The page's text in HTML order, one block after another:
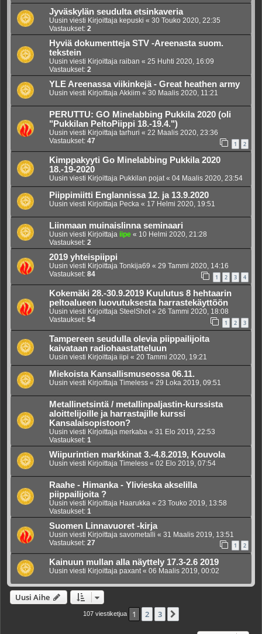
Jyväskylän seudulta etsinkaveria
Uusin viesti Kirjoittaja kepuski « 30 Touko 2020, 22:35
Vastaukset: 2
Hyviä dokumentteja STV -Areenasta suom.
tekstein
Uusin viesti Kirjoittaja raiban « 25 Huhti 2020, 16:09
Vastaukset: 2
YLE Areenassa viikinkejä - Great heathen army
Uusin viesti Kirjoittaja Akkiim « 30 Maalis 2020, 11:21
PERUTTU: GO Minelabbing Pukkila 2020 (oli
"Pukkilan PeltoPiippi 18.-19.4.")
Uusin viesti Kirjoittaja tarhuri « 22 Maalis 2020, 23:36
Vastaukset: 47 1 2
Kimppakyyti Go Minelabbing Pukkila 2020
18.-19-2020
Uusin viesti Kirjoittaja Pukkilan pojat« 04 Maalis 2020, 23:54
Piippimiitti Englannissa 12. ja 13.9.2020
Uusin viesti Kirjoittaja Pecka « 17 Helmi 2020, 19:51
Liinmaan muinaislinna seminaari
Uusin viesti Kirjoittaja iipe « 10 Helmi 2020, 21:28
Vastaukset: 2
2019 yhteispiippi
Uusin viesti Kirjoittaja Tonkija69 « 29 Tammi 2020, 14:16
Vastaukset: 84 1 2 3 4
Kokemäki 28.-30.9.2019 Kuulutus 8 hehtaarin
peltoalueen luovutuksesta harrastekäyttöön
Uusin viesti Kirjoittaja SteelShot« 26 Tammi 2020, 18:08
Vastaukset: 54 1 2 3
Tampereen seudulla olevia piippailijoita
kaivataan radiohaastatteluun
Uusin viesti Kirjoittaja iipi « 20 Tammi 2020, 19:21
Miekoista Kansallismuseossa 06.11.
Uusin viesti Kirjoittaja Timeless « 29 Loka 2019, 09:51
Metallinetsintä / metallinpaljastin-kurssista
aloittelijoille ja harrastajille kurssi
Kansalaisopistoon?
Uusin viesti Kirjoittaja merkaba « 31 Elo 2019, 22:53
Vastaukset: 1
Wiipurintien markkinat 3.-4.8.2019, Kouvola
Uusin viesti Kirjoittaja Timeless « 02 Elo 2019, 07:54
Raahe - Himanka - Ylivieska akselilla
piippailijoita ?
Uusin viesti Kirjoittaja Haarukka « 23 Touko 2019, 13:58
Vastaukset: 1
Suomen Linnavuoret -kirja
Uusin viesti Kirjoittaja savometalli « 31 Maalis 2019, 13:51
Vastaukset: 27 1 2
Kainuun mullan alla näyttely 17.3-2.6 2019
Uusin viesti Kirjoittaja paxant « 06 Maalis 2019, 00:02
Uusi Aihe
107 viestiketjua 1 2 3